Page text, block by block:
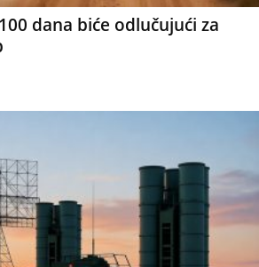
dana biće odlučujući za